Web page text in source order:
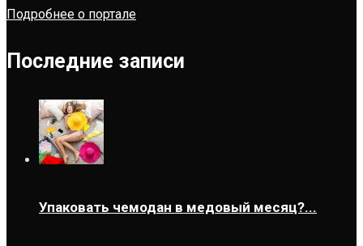
Подробнее о портале
Последние записи
Упаковать чемодан в медовый месяц?...